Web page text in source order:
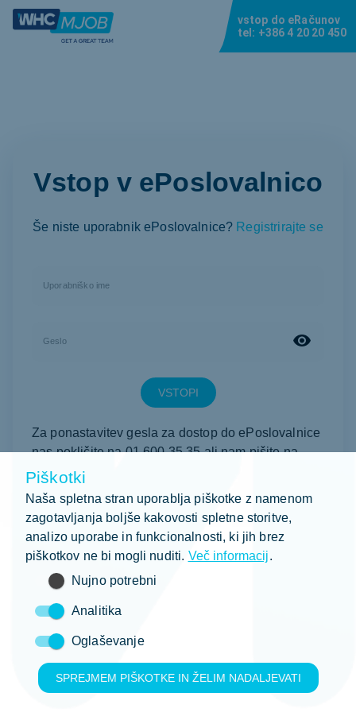
Piškotki
Naša spletna stran uporablja piškotke z namenom
zagotavljanja boljše kakovosti spletne storitve,
analizo uporabe in funkcionalnosti, ki jih brez
piškotkov ne bi mogli nuditi. Več informacij.
Nujno potrebni
Analitika
Oglaševanje
SPREJMEM PIŠKOTKE IN ŽELIM NADALJEVATI
vstop do eRačunov
tel: +386 4 20 20 450
Vstop v ePoslovalnico
Še niste uporabnik ePoslovalnice? Registrirajte se
VSTOPI
Za ponastavitev gesla za dostop do ePoslovalnice
nas pokličite na 01 600 35 35 ali nam pišite na
Želite samo oddati oglas za študentsko delo?
Oddajte nov oglas tukaj:
Oddaj
WHC Slovenija